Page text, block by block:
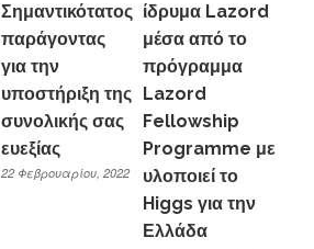
Σημαντικότατος
παράγοντας
για την
υποστήριξη της
συνολικής σας
ευεξίας
22 Φεβρουαρίου, 2022
ίδρυμα Lazord
μέσα από το
πρόγραμμα
Lazord
Fellowship
Programme με
υλοποιεί το
Higgs για την
Ελλάδα